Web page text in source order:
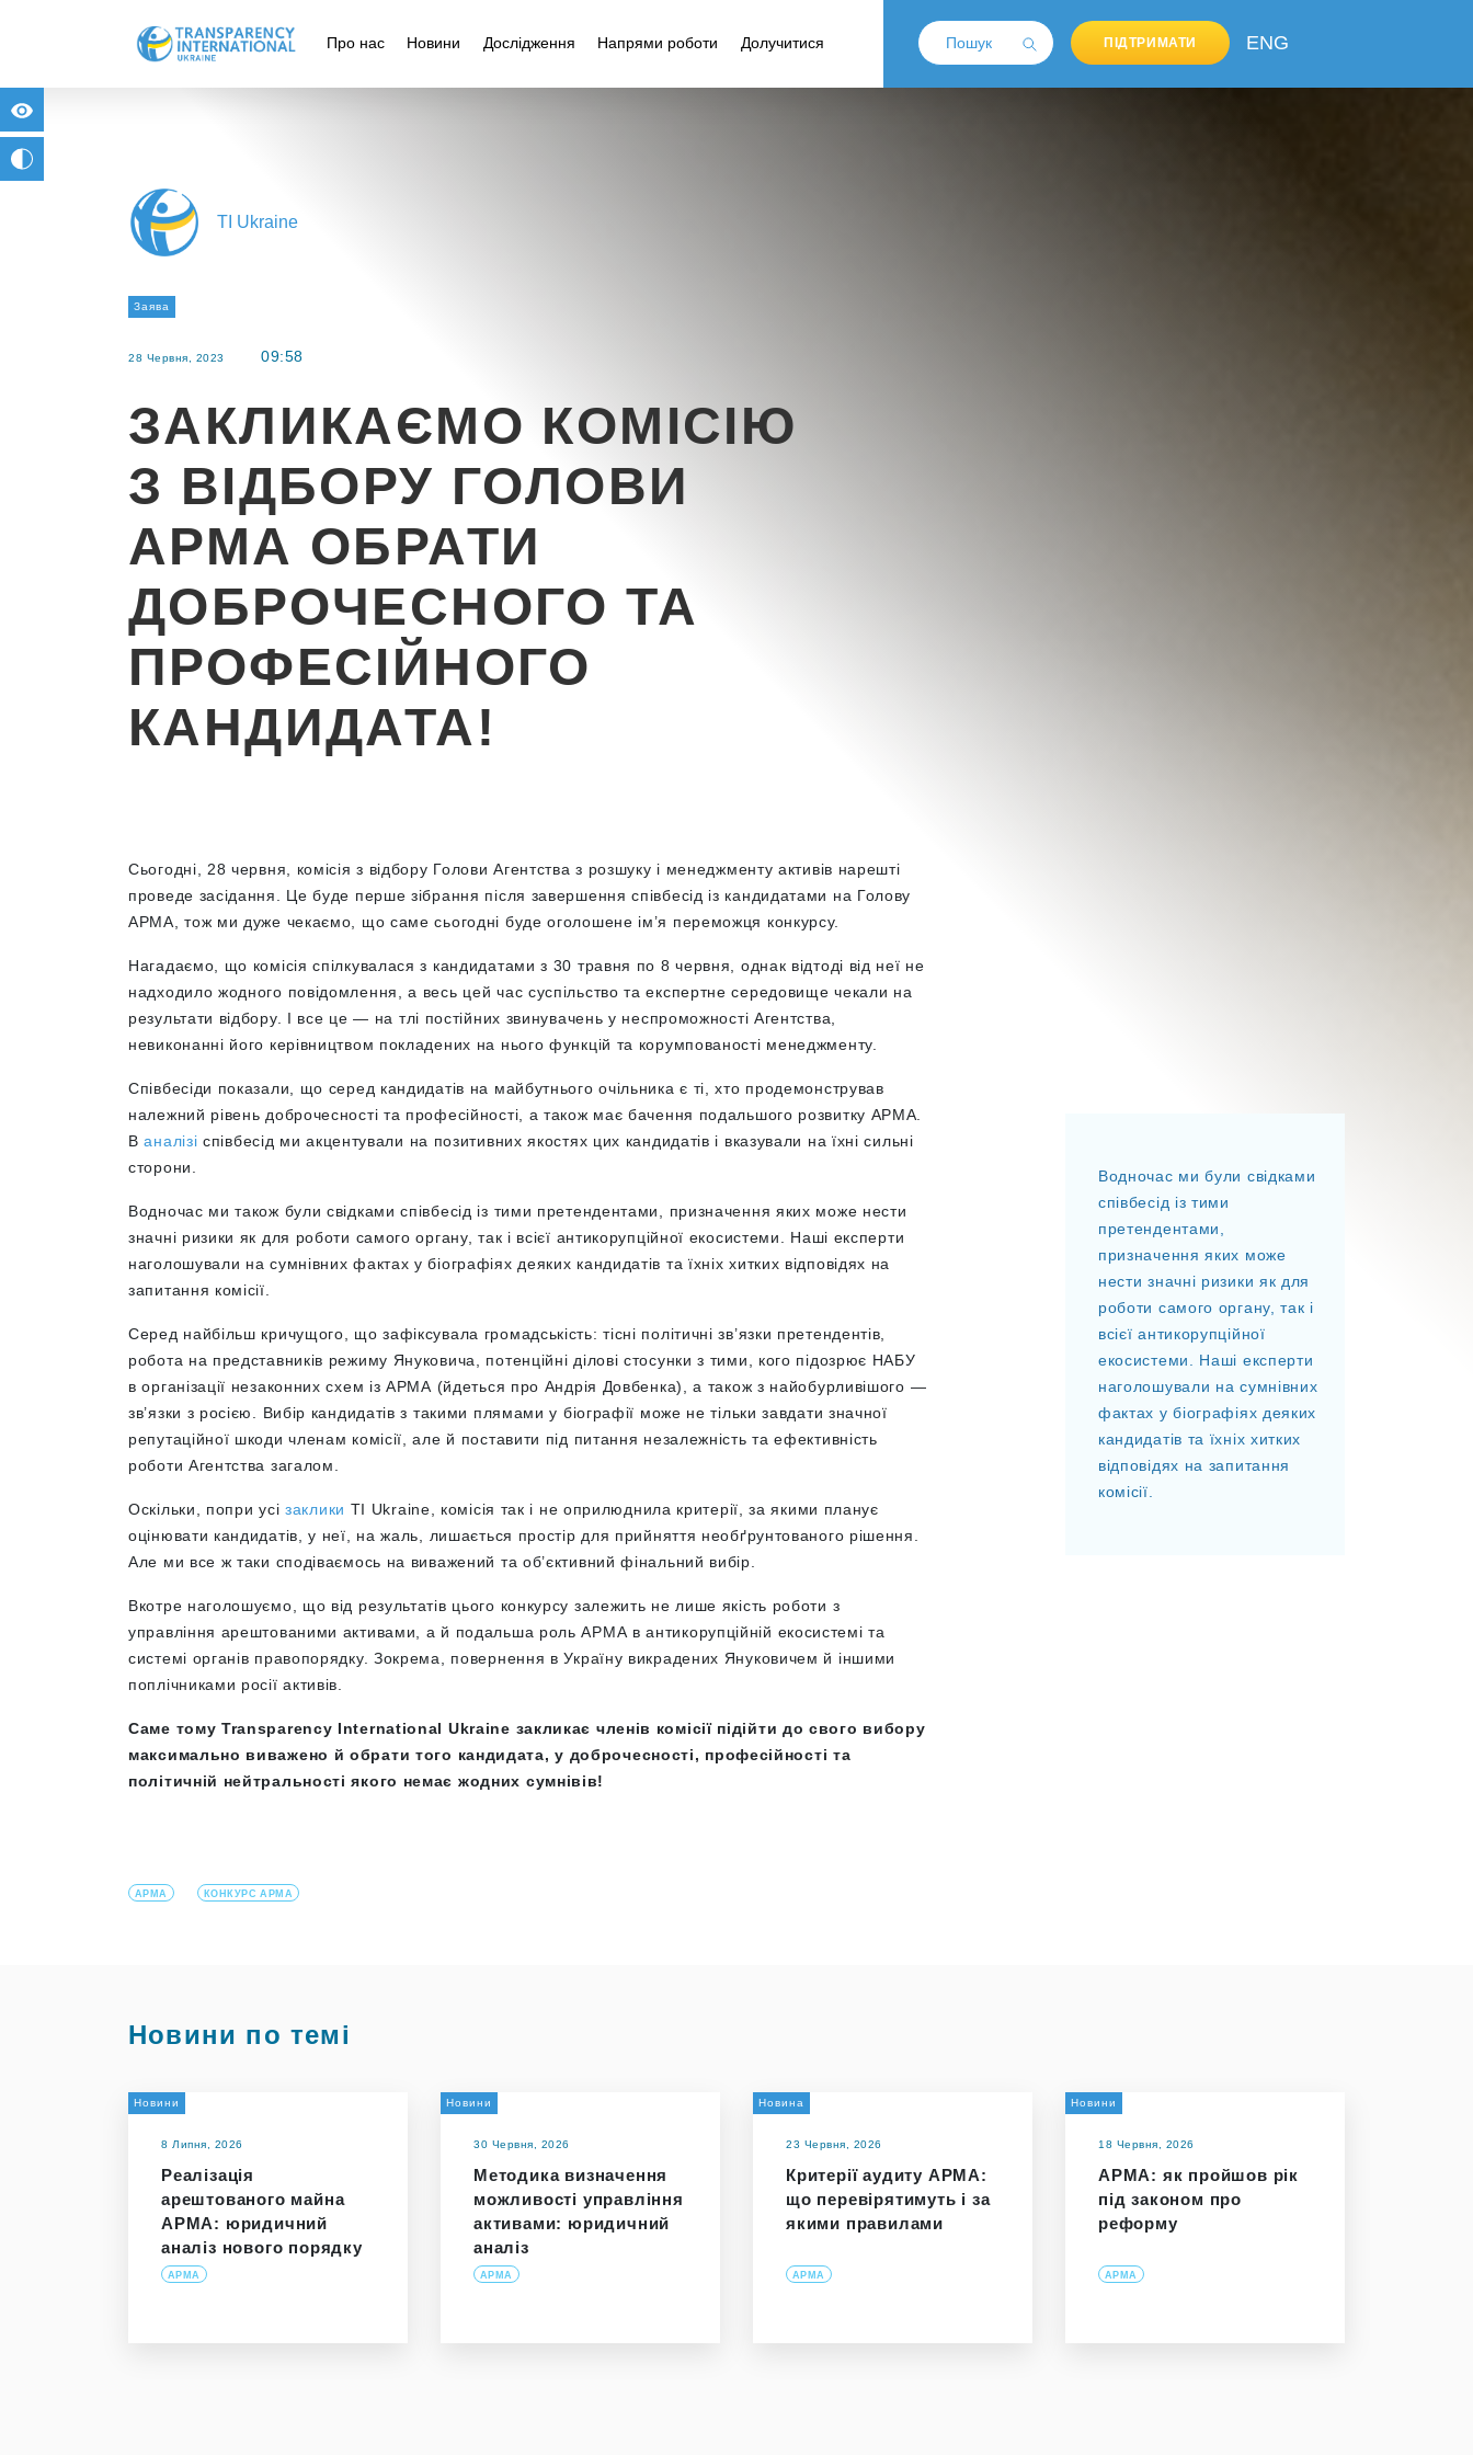
Про нас Новини Дослідження Напрями роботи Долучитися ПІДТРИМАТИ ENG
TI Ukraine
Заява
28 Червня, 2023 09:58
ЗАКЛИКАЄМО КОМІСІЮ
З ВІДБОРУ ГОЛОВИ
АРМА ОБРАТИ
ДОБРОЧЕСНОГО ТА
ПРОФЕСІЙНОГО
КАНДИДАТА!
Сьогодні, 28 червня, комісія з відбору Голови Агентства з розшуку і менеджменту активів нарешті
проведе засідання. Це буде перше зібрання після завершення співбесід із кандидатами на Голову
АРМА, тож ми дуже чекаємо, що саме сьогодні буде оголошене ім’я переможця конкурсу.
Нагадаємо, що комісія спілкувалася з кандидатами з 30 травня по 8 червня, однак відтоді від неї не
надходило жодного повідомлення, а весь цей час суспільство та експертне середовище чекали на
результати відбору. І все це — на тлі постійних звинувачень у неспроможності Агентства,
невиконанні його керівництвом покладених на нього функцій та корумпованості менеджменту.
Співбесіди показали, що серед кандидатів на майбутнього очільника є ті, хто продемонстрував
належний рівень доброчесності та професійності, а також має бачення подальшого розвитку АРМА.
Ваналізі співбесід ми акцентували на позитивних якостях цих кандидатів і вказували на їхні сильні
сторони.
Водночас ми також були свідками співбесід із тими претендентами, призначення яких може нести
значні ризики як для роботи самого органу, так і всієї антикорупційної екосистеми. Наші експерти
наголошували на сумнівних фактах у біографіях деяких кандидатів та їхніх хитких відповідях на
запитання комісії.
Серед найбільш кричущого, що зафіксувала громадськість: тісні політичні зв’язки претендентів,
робота на представників режиму Януковича, потенційні ділові стосунки з тими, кого підозрює НАБУ
в організації незаконних схем із АРМА (йдеться про Андрія Довбенка), а також з найобурливішого —
зв’язки з росією. Вибір кандидатів з такими плямами у біографії може не тільки завдати значної
репутаційної шкоди членам комісії, але й поставити під питання незалежність та ефективність
роботи Агентства загалом.
Оскільки, попри усі заклики TI Ukraine, комісія так і не оприлюднила критерії, за якими планує
оцінювати кандидатів, у неї, на жаль, лишається простір для прийняття необґрунтованого рішення.
Але ми все ж таки сподіваємось на виважений та об’єктивний фінальний вибір.
Вкотре наголошуємо, що від результатів цього конкурсу залежить не лише якість роботи з
управління арештованими активами, а й подальша роль АРМА в антикорупційній екосистемі та
системі органів правопорядку. Зокрема, повернення в Україну викрадених Януковичем й іншими
поплічниками росії активів.
Саме тому Transparency International Ukraine закликає членів комісії підійти до свого вибору
максимально виважено й обрати того кандидата, у доброчесності, професійності та
політичній нейтральності якого немає жодних сумнівів!
Водночас ми були свідками
співбесід із тими
претендентами,
призначення яких може
нести значні ризики як для
роботи самого органу, так і
всієї антикорупційної
екосистеми. Наші експерти
наголошували на сумнівних
фактах у біографіях деяких
кандидатів та їхніх хитких
відповідях на запитання
комісії.
АРМА КОНКУРС АРМА
Новини по темі
Новини
8 Липня, 2026
Реалізація
арештованого майна
АРМА: юридичний
аналіз нового порядку
АРМА
Новини
30 Червня, 2026
Методика визначення
можливості управління
активами: юридичний
аналіз
АРМА
Новина
23 Червня, 2026
Критерії аудиту АРМА:
що перевірятимуть і за
якими правилами
АРМА
Новини
18 Червня, 2026
АРМА: як пройшов рік
під законом про
реформу
АРМА